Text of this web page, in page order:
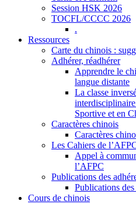
Session HSK 2026
TOCFL/CCCC 2026
.
Ressources
Carte du chinois :
Adhérer, réadhérer
Apprendre le
langue distante
La classe
Sportive et en
Caractères chinois
Caractères
Les Cahiers de
Appel à
l’AFPC
Publications des
Publications des
Cours de chinois